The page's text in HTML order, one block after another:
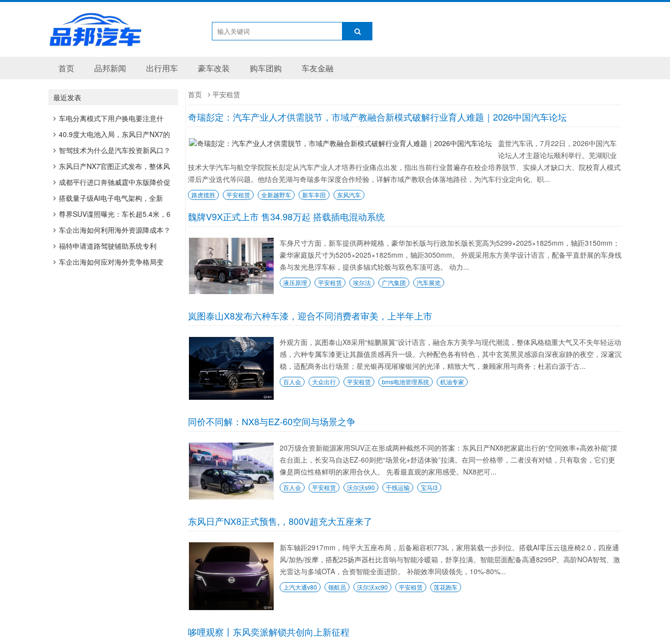
首页 品邦新闻 出行用车 豪车改装 购车团购 车友金融
首页 平安租赁
奇瑞彭定：汽车产业人才供需脱节，市域产教融合新模式破解行业育人难题｜2026中国汽车论坛
盖世汽车讯，7月22日，2026中国汽车
论坛人才主题论坛顺利举行。芜湖职业
技术大学汽车与航空学院院长彭定从汽车产业人才培养行业痛点出发，指出当前行业普遍存在校企培养脱节、实操人才缺口大、院校育人模式
滞后产业迭代等问题。他结合芜湖与奇瑞多年深度合作经验，详解市域产教联合体落地路径，为汽车行业定向化、职...
路虎揽胜 平安租赁 全新越野车 新车丰田 东风汽车
魏牌V9X正式上市 售34.98万起 搭载插电混动系统
车身尺寸方面，新车提供两种规格，豪华加长版与行政加长版长宽高为5299×2025×1825mm，轴距3150mm；
豪华家庭版尺寸为5205×2025×1825mm，轴距3050mm。 外观采用东方美学设计语言，配备平直舒展的车身线
条与发光悬浮车标，提供多辐式轮毂与双色车顶可选。 动力...
液压原理 平安租赁 埃尔法 广汽集团 汽车展览
岚图泰山X8发布六种车漆，迎合不同消费者审美，上半年上市
外观方面，岚图泰山X8采用“鲲鹏展翼”设计语言，融合东方美学与现代潮流，整体风格稳重大气又不失年轻运动
感，六种专属车漆更让其颜值质感再升一级。六种配色各有特色，其中玄英黑灵感源自深夜寂静的夜空，深邃沉
稳，适配商务出行场景；星光银再现璀璨银河的光泽，精致大气，兼顾家用与商务；杜若白源于古...
百人会 大众出行 平安租赁 bms电池管理系统 机油专家
同价不同解：NX8与EZ-60空间与场景之争
20万级合资新能源家用SUV正在形成两种截然不同的答案：东风日产NX8把家庭出行的“空间效率+高效补能”摆
在台面上，长安马自达EZ-60则把“场景化+舒适体验”拉满。在同一价格带，二者没有对错，只有取舍，它们更
像是两位性格鲜明的家用合伙人。 先看最直观的家用感受。NX8把可...
百人会 平安租赁 沃尔沃s90 干线运输 宝马i3
东风日产NX8正式预售,，800V超充大五座来了
新车轴距2917mm，纯平大五座布局，后备厢容积773L，家用装载一步到位。搭载AI零压云毯座椅2.0，四座通
风/加热/按摩，搭配25扬声器杜比音响与智能冷暖箱，舒享拉满。智能层面配备高通8295P、高阶NOA智驾、激
光雷达与多域OTA，合资智能全面进阶。 补能效率同级领先，10%-80%...
上汽大通v80 领航员 沃尔沃xc90 平安租赁 莲花跑车
哆哩观察丨东风奕派解锁共创向上新征程
最近发表
车电分离模式下用户换电要注意什
么？40.9度大电池入局，东风日产NX7的
插混底盘逻辑
智驾技术为什么是汽车投资新风口？
东风日产NX7官图正式发布，整体风
格更偏运动
成都平行进口奔驰威霆中东版降价促
销 购车最高优惠6万
搭载量子级AI电子电气架构，全新
smart精灵1号启用“超强大脑”
尊界SUV谍照曝光：车长超5.4米，6
激光雷达，4/6/7座布局
车企出海如何利用海外资源降成本？
福特申请道路驾驶辅助系统专利
车企出海如何应对海外竞争格局变